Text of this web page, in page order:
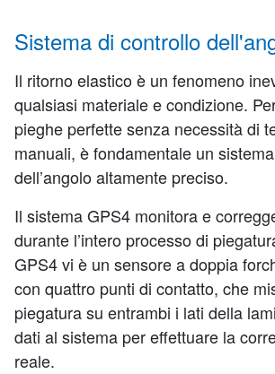
Sistema di controllo
Il ritorno elastico è un fenomeno
qualsiasi materiale e condizione.
pieghe perfette senza necessità di
manuali, è fondamentale un
dell’angolo altamente preciso.
Il sistema GPS4 monitora e
durante l’intero processo di
GPS4 vi è un sensore a doppia
con quattro punti di contatto, che
piegatura su entrambi i lati della
dati al sistema per effettuare la
reale.